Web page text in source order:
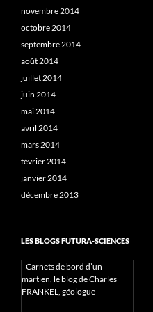
novembre 2014
octobre 2014
septembre 2014
août 2014
juillet 2014
juin 2014
mai 2014
avril 2014
mars 2014
février 2014
janvier 2014
décembre 2013
LES BLOGS FUTURA-SCIENCES
-Carnets de bord d’un
martien, le blog de Charles
FRANKEL, géologue